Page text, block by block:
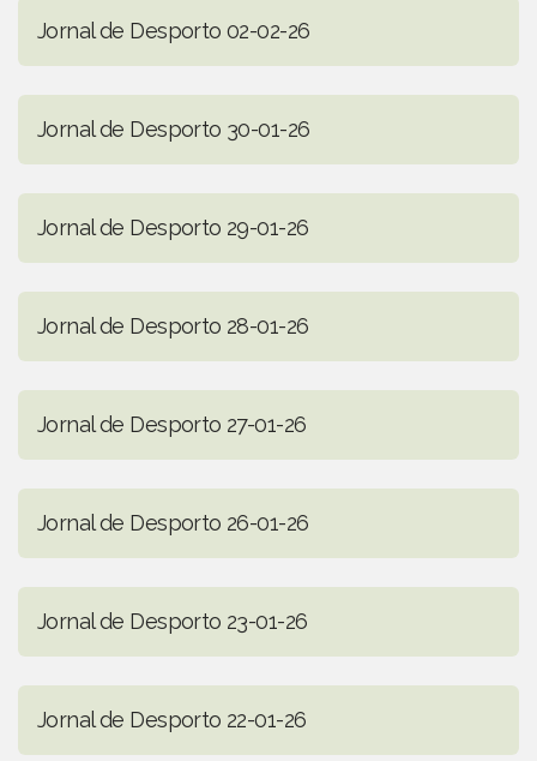
Jornal de Desporto 02-02-26
Jornal de Desporto 30-01-26
Jornal de Desporto 29-01-26
Jornal de Desporto 28-01-26
Jornal de Desporto 27-01-26
Jornal de Desporto 26-01-26
Jornal de Desporto 23-01-26
Jornal de Desporto 22-01-26